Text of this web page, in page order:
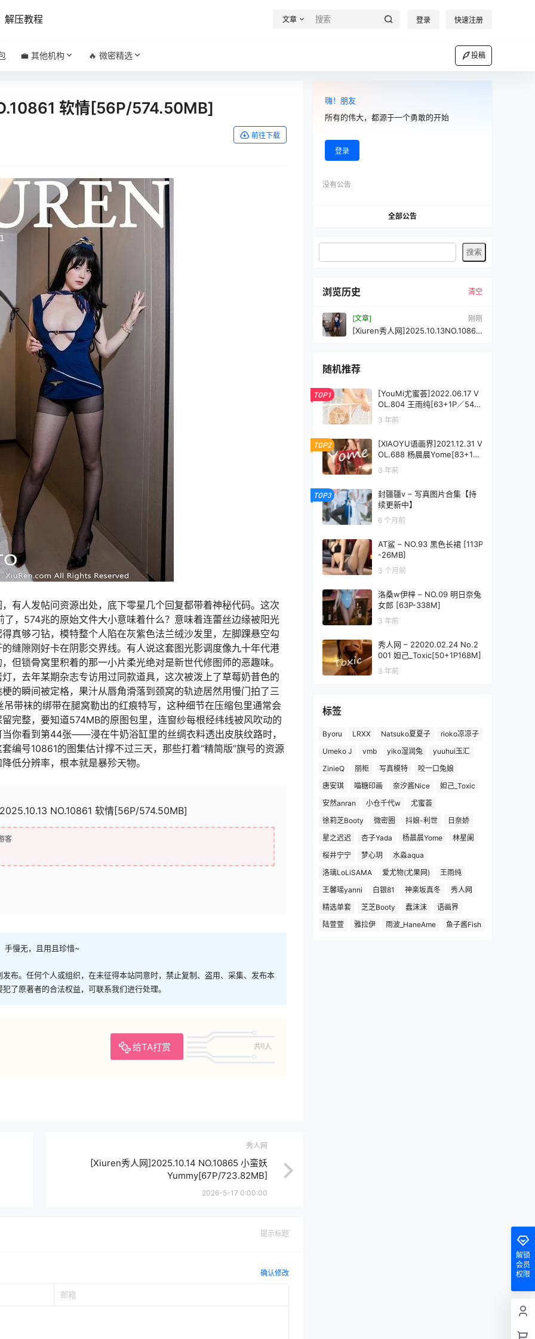
解压教程 文章 登录 快速注册
💼 其他机构 🔥 微密精选 投稿
软情[56P/574.50MB]
前往下载
有人发帖问资源出处，底下零星几个回复都带着神秘代码。这次
，574兆的原始文件大小意味着什么？意味着连蕾丝边缘被阳光
真够刁钻，模特整个人陷在灰紫色法兰绒沙发里，左脚踝悬空勾
缝隙刚好卡在阴影交界线。有人说这套图光影调度像九十年代港
但锁骨窝里积着的那一小片柔光绝对是新世代修图师的恶趣味。
，去年某期杂志专访用过同款道具，这次被泼上了草莓奶昔色的
的瞬间被定格，果汁从唇角滑落到颈窝的轨迹居然用慢门拍了三
带袜的绑带在腿窝勒出的红痕特写，这种细节在压缩包里通常会
完整，要知道574MB的原图包里，连窗纱每根经纬线被风吹动的
你看到第44张——浸在牛奶浴缸里的丝绸衣料透出皮肤纹路时，
编号10861的图集估计撑不过三天，那些打着“精简版”旗号的资源
低分辨率，根本就是暴殄天物。
NO.10861 软情[56P/574.50MB]
客
手慢无，且用且珍惜~
布。任何个人或组织，在未征得本站同意时，禁止复制、盗用、采集、发布本
了原著者的合法权益，可联系我们进行处理。
给TA打赏 共0人
秀人网
[Xiuren秀人网]2025.10.14 NO.10865 小蛮妖
Yummy[67P/723.82MB]
2026-5-17 0:00:00
提示标题
确认修改
嗨！朋友
所有的伟大，都源于一个勇敢的开始
登录
没有公告
全部公告
浏览历史 清空
[文章] 刚刚
[Xiuren秀人网]2025.10.13NO.10861
随机推荐
TOP1
[YouMi尤蜜荟]2022.06.17 V
OL.804 王雨纯[63+1P／546
MB]
3 年前
TOP2
[XIAOYU语画界]2021.12.31 V
OL.688 杨晨晨Yome[83+1P
／671MB]
3 年前
TOP3
封疆疆v – 写真图片合集【持
续更新中】
6 个月前
AT鲨 – NO.93 黑色长裙 [113P
-26MB]
3 个月前
洛桑w伊梓 – NO.09 明日奈兔
女郎 [63P-338M]
3 年前
秀人网 – 22020.02.24 No.2
001 妲己_Toxic[50+1P168M]
3 年前
标签
Byoru LRXX Natsuko夏夏子
rioko凉凉子
Umeko J
vmb yiko湿润兔
yuuhui玉汇
ZinieQ
丽柜 写真模特
咬一口兔娘
唐安琪
喵糖印画 奈汐酱Nice
妲己_Toxic
安然anran
小仓千代w
尤蜜荟
徐莉芝Booty
微密圈 抖娘-利世
日奈娇
星之迟迟
杏子Yada 杨晨晨Yome
林星阑
桜井宁宁
梦心玥
水淼aqua
洛璃LoLiSAMA
爱尤物(尤果网)
王雨纯
王馨瑶yanni
白银81 神楽坂真冬
秀人网
精选单套
芝芝Booty 蠢沫沫
语画界
陆萱萱
雅拉伊 雨波_HaneAme 鱼子酱Fish
解锁
会员
权限